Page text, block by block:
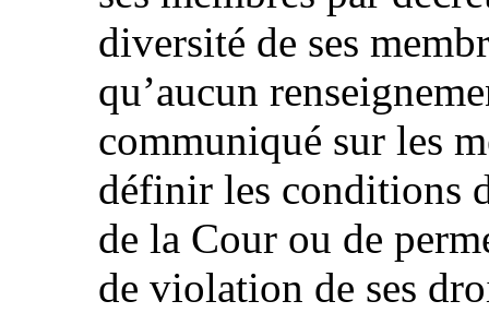
diversité de ses
qu’aucun
communiqué sur les
définir les conditions
de la Cour ou de
de violation de ses